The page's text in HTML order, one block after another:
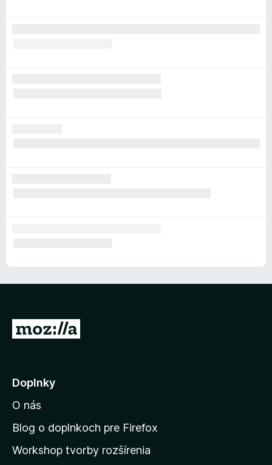
P
j
ť
n
d
Doplnky
O nás
Blog o doplnkoch pre Firefox
Workshop tvorby rozšírenia